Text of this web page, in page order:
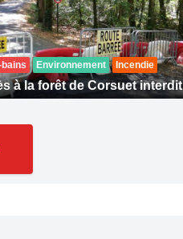
Environnement Incendie
à la forêt de Corsuet interdit